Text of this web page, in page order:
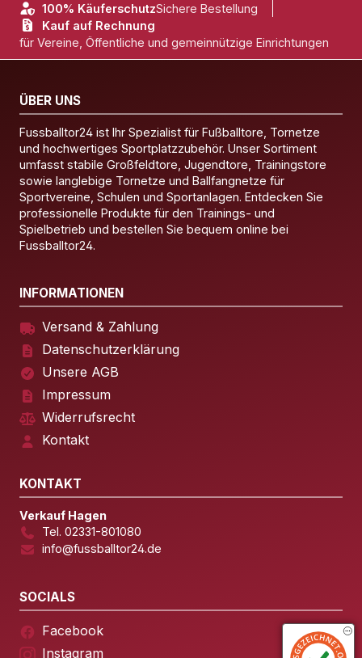
100% KäuferschutzSichere Bestellung
Kauf auf Rechnung
für Vereine, Öffentliche und gemeinnützige Einrichtungen
ÜBER UNS
Fussballtor24 ist Ihr Spezialist für Fußballtore, Tornetze
und hochwertiges Sportplatzzubehör. Unser Sortiment
umfasst stabile Großfeldtore, Jugendtore, Trainingstore
sowie langlebige Tornetze und Ballfangnetze für
Sportvereine, Schulen und Sportanlagen. Entdecken Sie
professionelle Produkte für den Trainings- und
Spielbetrieb und bestellen Sie bequem online bei
Fussballtor24.
INFORMATIONEN
Versand & Zahlung
Datenschutzerklärung
Unsere AGB
Impressum
Widerrufsrecht
Kontakt
KONTAKT
Verkauf Hagen
Tel. 02331-801080
info@fussballtor24.de
SOCIALS
Facebook
Instagram